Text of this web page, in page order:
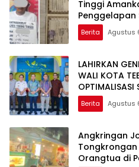
Tinggi
Penggelapan
Berita Agustus
LAHIRKAN
WALI KOTA
OPTIMALISASI
Berita Agustus
Angkringan
Orangtua di